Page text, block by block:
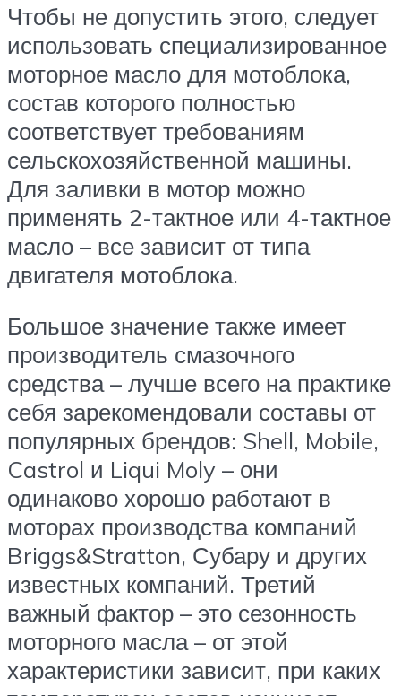
Чтобы не допустить этого, следует
использовать специализированное
моторное масло для мотоблока,
состав которого полностью
соответствует требованиям
сельскохозяйственной машины.
Для заливки в мотор можно
применять 2-тактное или 4-тактное
масло – все зависит от типа
двигателя мотоблока.
Большое значение также имеет
производитель смазочного
средства – лучше всего на практике
себя зарекомендовали составы от
популярных брендов: Shell, Mobile,
Castrol и Liqui Moly – они
одинаково хорошо работают в
моторах производства компаний
Briggs&Stratton, Субару и других
известных компаний. Третий
важный фактор – это сезонность
моторного масла – от этой
характеристики зависит, при каких